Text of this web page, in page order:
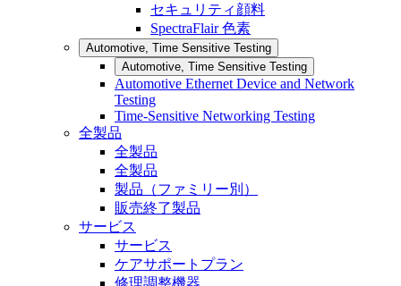
セキュリティ顔料
SpectraFlair 色素
Automotive, Time Sensitive Testing
Automotive, Time Sensitive Testing
Automotive Ethernet Device and Network
Testing
Time-Sensitive Networking Testing
全製品
全製品
全製品
製品（ファミリー別）
販売終了製品
サービス
サービス
ケアサポートプラン